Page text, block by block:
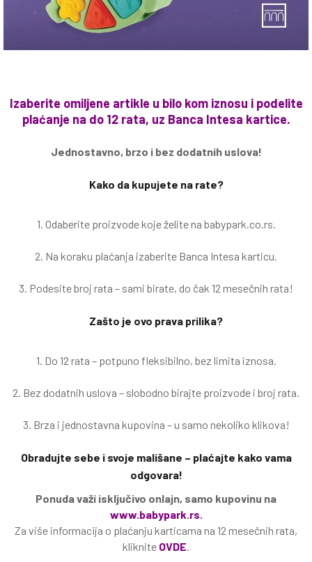
Izaberite omiljene artikle u bilo kom iznosu i podelite
plaćanje na do 12 rata, uz Banca Intesa kartice.
Jednostavno, brzo i bez dodatnih uslova!
Kako da kupujete na rate?
1. Odaberite proizvode koje želite na babypark.co.rs.
2. Na koraku plaćanja izaberite Banca Intesa karticu.
3. Podesite broj rata – sami birate, do čak 12 mesečnih rata!
Zašto je ovo prava prilika?
1. Do 12 rata – potpuno fleksibilno, bez limita iznosa.
2. Bez dodatnih uslova – slobodno birajte proizvode i broj rata.
3. Brza i jednostavna kupovina – u samo nekoliko klikova!
Obradujte sebe i svoje mališane – plaćajte kako vama
odgovara!
Ponuda važi isključivo onlajn, samo kupovinu na
www.babypark.rs.
Za više informacija o plaćanju karticama na 12 mesečnih rata,
kliknite OVDE.